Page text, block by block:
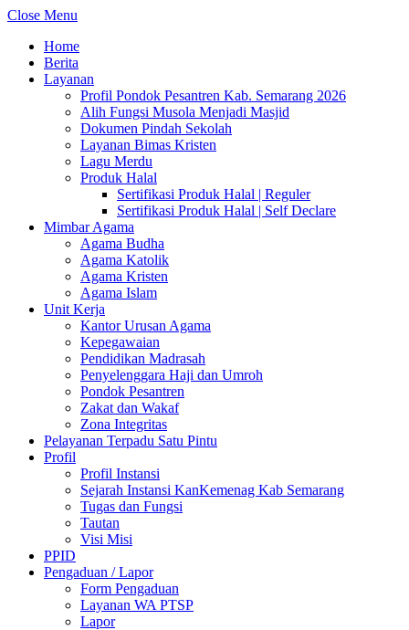
Close Menu
Home
Berita
Layanan
Profil Pondok Pesantren Kab. Semarang 2026
Alih Fungsi Musola Menjadi Masjid
Dokumen Pindah Sekolah
Layanan Bimas Kristen
Lagu Merdu
Produk Halal
Sertifikasi Produk Halal | Reguler
Sertifikasi Produk Halal | Self Declare
Mimbar Agama
Agama Budha
Agama Katolik
Agama Kristen
Agama Islam
Unit Kerja
Kantor Urusan Agama
Kepegawaian
Pendidikan Madrasah
Penyelenggara Haji dan Umroh
Pondok Pesantren
Zakat dan Wakaf
Zona Integritas
Pelayanan Terpadu Satu Pintu
Profil
Profil Instansi
Sejarah Instansi KanKemenag Kab Semarang
Tugas dan Fungsi
Tautan
Visi Misi
PPID
Pengaduan / Lapor
Form Pengaduan
Layanan WA PTSP
Lapor